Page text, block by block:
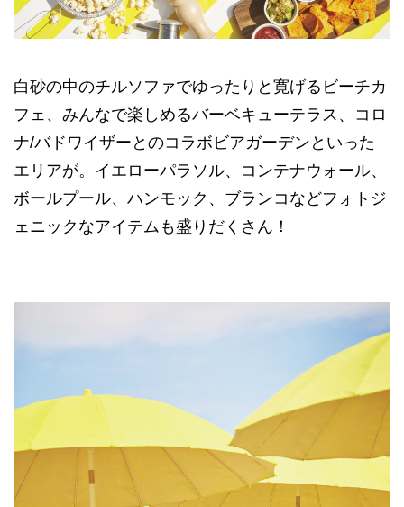
白砂の中のチルソファでゆったりと寛げるビーチカ
フェ、みんなで楽しめるバーベキューテラス、コロ
ナ/バドワイザーとのコラボビアガーデンといった
エリアが。イエローパラソル、コンテナウォール、
ボールプール、ハンモック、ブランコなどフォトジ
ェニックなアイテムも盛りだくさん！